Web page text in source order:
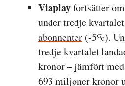
Viaplayfortsätter
under tredje kvartalet
abonnenter (-5%).
tredje kvartalet
kronor – jämfört
693 miljoner kronor